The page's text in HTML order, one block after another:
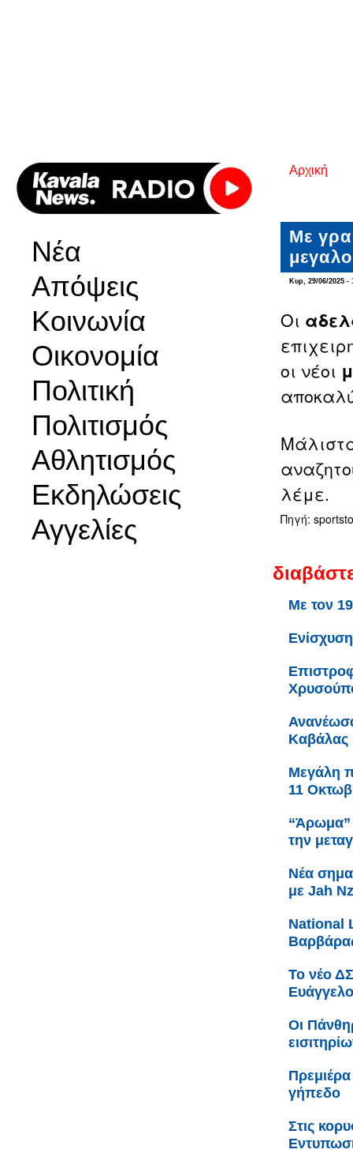
Νέα
Απόψεις
Κοινωνία
Οικονομία
Πολιτική
Πολιτισμός
Αθλητισμός
Εκδηλώσεις
Αγγελίες
Είστε
Αρχική
Με
Κυρ, 29/06/2025 -
Οι
οι νέοι
λέμε.
Πηγή:
Με τον
Καβάλας
Μεγάλη
11
“Άρωμα”
την
Νέα
με Jah
Νational
Το νέο
Οι
γήπεδο
Στις